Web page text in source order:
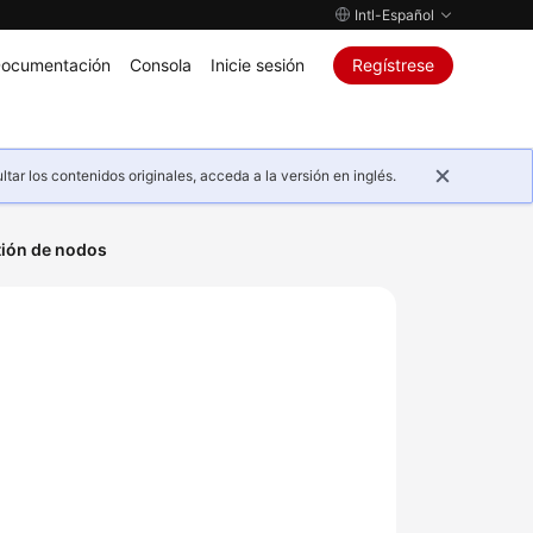
Intl-Español
Consola Inicie sesión Regístrese
los contenidos originales, acceda a la versión en inglés.
de nodos